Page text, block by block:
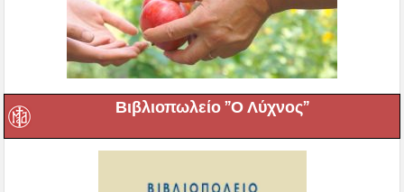
Βιβλιοπωλείο ”Ο Λύχνος”